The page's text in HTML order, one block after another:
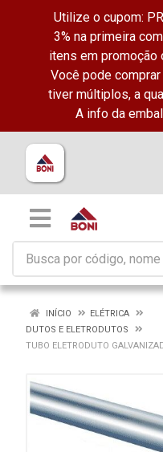
Utilize o cupom:
3% na primeira
itens em promoção
Você pode
tiver múltiplos, a
A info da
INÍCIO
ELÉTRICA
DUTOS E ELETRODUTOS
TUBO ELETRODUTO